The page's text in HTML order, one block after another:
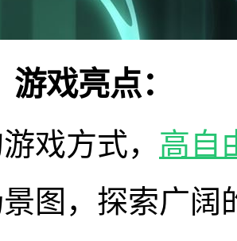
游戏亮点：
戏方式， 高自
图，探索广阔